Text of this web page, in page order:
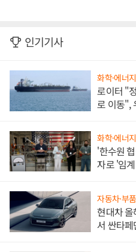
인기기사
화학·에너지
로이터 "
로 이동",
화학·에너지
'한수원
자로 '임
자동차·부품
현대차
서 싼타